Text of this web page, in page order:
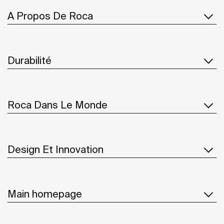
A Propos De Roca
Durabilité
Roca Dans Le Monde
Design Et Innovation
Main homepage